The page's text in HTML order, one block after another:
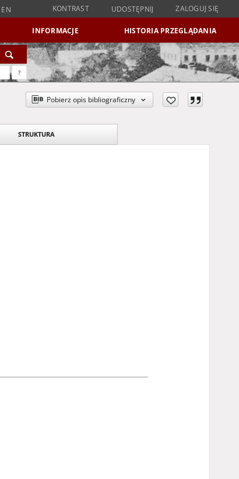
EN KONTRAST UDOSTĘPNIJ ZALOGUJ SIĘ
INFORMACJE HISTORIA PRZEGLĄDANIA
?
Pobierz opis bibliograficzny
STRUKTURA